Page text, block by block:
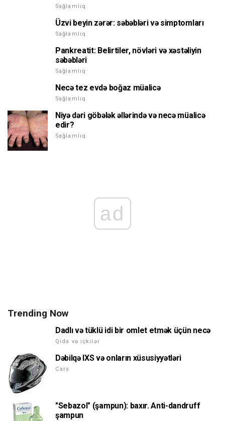
Sağlamlıq
Üzvi beyin zərər: səbəbləri və simptomları
Sağlamlıq
Pankreatit: Belirtiler, növləri və xəstəliyin
səbəbləri
Sağlamlıq
Necə tez evdə boğaz müalicə
Sağlamlıq
Niyə dəri göbələk əllərində və necə müalicə
edir?
Sağlamlıq
ad
Trending Now
Dadlı və tüklü idi bir omlet etmək üçün necə
Qida və içkilər
Dəbilqə IXS və onların xüsusiyyətləri
Cars
"Sebazol" (şampun): baxır. Anti-dandruff
şampun